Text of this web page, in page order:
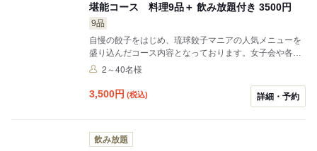
堪能コース 料理9品＋ 飲み放題付き 3500円
9品
自慢の餃子をはじめ、琉球餃子マニアの人気メニューを
盛り込んだコース内容となっております。女子会や各種
宴会はもちろん、初めてのご来店でメニューに迷ったお
2～40名様
3,500円 (税込) 詳細・予約
飲み放題